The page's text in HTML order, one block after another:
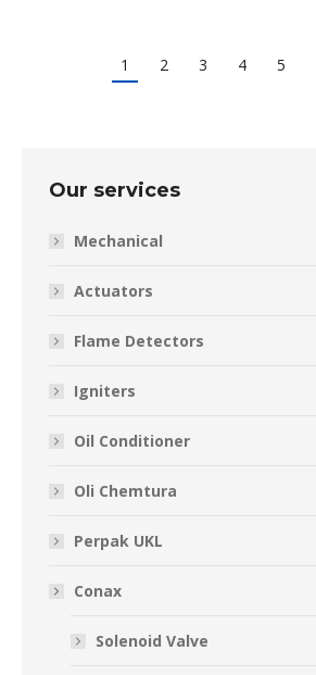
1 2 3 4 5
Our services
Mechanical
Actuators
Flame Detectors
Igniters
Oil Conditioner
Oli Chemtura
Perpak UKL
Conax
Solenoid Valve